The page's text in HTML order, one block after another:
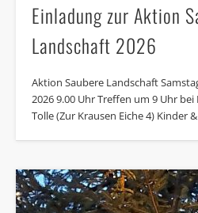
Einladung zur Aktion
Landschaft 2026
Aktion Saubere Landschaft
2026 9.00 Uhr Treffen um 9 Uhr
Tolle (Zur Krausen Eiche 4) Kinder